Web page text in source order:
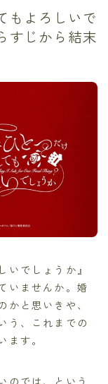
もよろしいで
すじから結末
いでしょうか』
いませんか。婚
と思いきや、
う、これまでの
す。
のでは、という